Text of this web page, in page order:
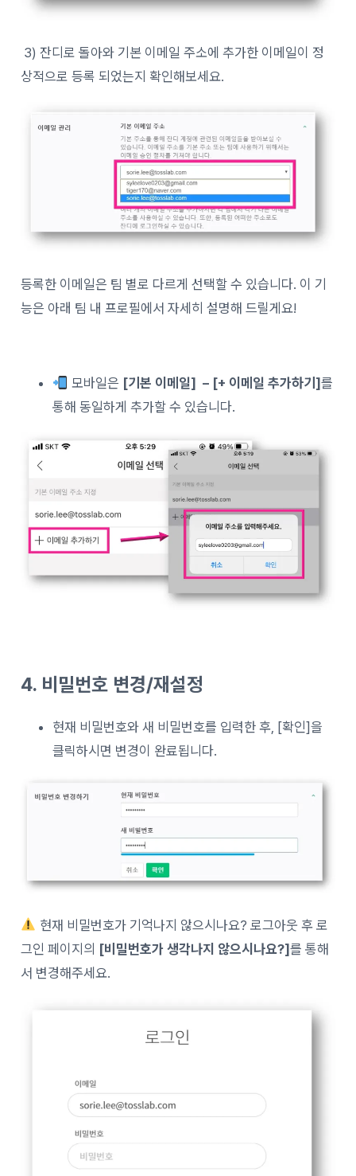
3) 잔디로 돌아와 기본 이메일 주소에 추가한 이메일이 정
상적으로 등록 되었는지 확인해보세요.
등록한 이메일은 팀 별로 다르게 선택할 수 있습니다. 이 기
능은 아래 팀 내 프로필에서 자세히 설명해 드릴게요!
모바일은 [기본 이메일] – [+ 이메일 추가하기]를
통해 동일하게 추가할 수 있습니다.
4. 비밀번호 변경/재설정
현재 비밀번호와 새 비밀번호를 입력한 후, [확인]을
클릭하시면 변경이 완료됩니다.
현재 비밀번호가 기억나지 않으시나요? 로그아웃 후 로
그인 페이지의 [비밀번호가 생각나지 않으시나요?]를 통해
서 변경해주세요.